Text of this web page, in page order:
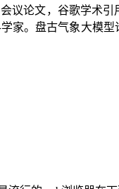
议论文，谷歌学术
。盘古气象大模